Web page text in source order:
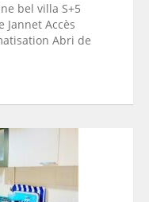
bel villa S+5
Jannet Accès
Abri de